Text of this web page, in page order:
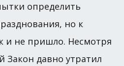
определить
но к
и не пришло. Несмотря
Закон давно утратил